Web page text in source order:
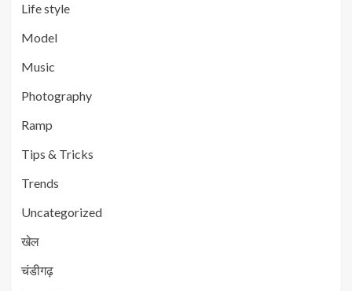
Life style
Model
Music
Photography
Ramp
Tips & Tricks
Trends
Uncategorized
खेल
चंडीगढ़